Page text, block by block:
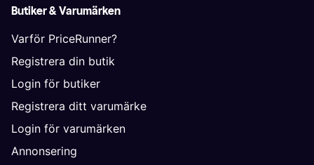
Butiker & Varumärken
Varför PriceRunner?
Registrera din butik
Login för butiker
Registrera ditt varumärke
Login för varumärken
Annonsering